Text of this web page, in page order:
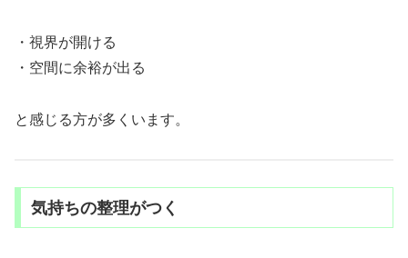
・視界が開ける
・空間に余裕が出る
と感じる方が多くいます。
気持ちの整理がつく